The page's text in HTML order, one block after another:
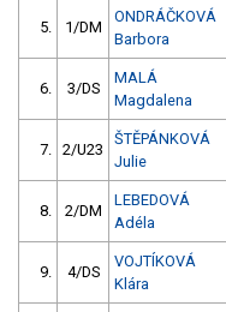
5. 1/DM
ONDRÁČKOVÁ
Barbora
6. 3/DS
MALÁ
Magdalena
7. 2/U23
ŠTĚPÁNKOVÁ
Julie
8. 2/DM
LEBEDOVÁ
Adéla
9. 4/DS
VOJTÍKOVÁ
Klára